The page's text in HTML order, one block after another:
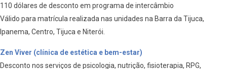
110 dólares de desconto em programa de intercâmbio
Válido para matrícula realizada nas unidades na Barra da Tijuca,
Ipanema, Centro, Tijuca e Niterói.
Zen Viver (clínica de estética e bem-estar)
Desconto nos serviços de psicologia, nutrição, fisioterapia, RPG,